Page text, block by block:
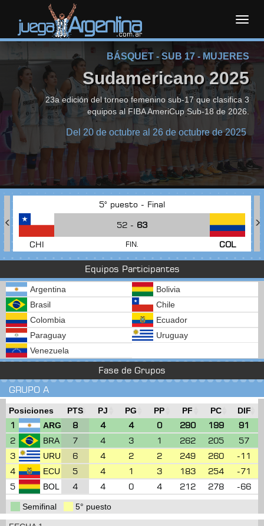
BÁSQUET - SUB 17 - MUJERES
Sudamericano 2025
23a edición del torneo femenino sub-17 que clasifica 3
equipos al FIBA AmeriCup Sub-18 de 2026.
Del 20 de octubre al 26 de octubre de 2025
5° puesto - Final
CHI
52 - 63
FIN. COL
Equipos Participantes
Argentina
Bolivia
Brasil
Chile
Colombia
Ecuador
Paraguay
Uruguay
Venezuela
Fase de Grupos
GRUPO A
Posiciones PTS PJ PG PP PF PC DIF
1 ARG 8 4 4 0 290 199
91
2
BRA 7 4 3 1 262 205
57
3
URU 6 4 2 2 249 260
-11
4
ECU 5 4 1 3 183 254
-71
5
BOL 4 4 0 4 212 278 -66
Semifinal 5° puesto